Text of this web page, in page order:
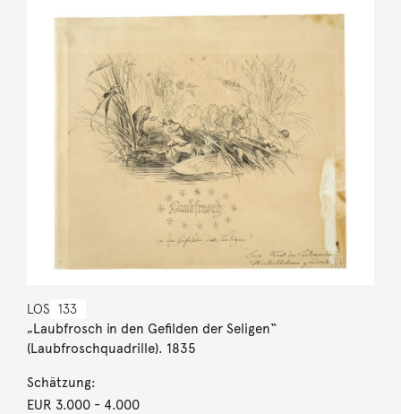
LOS 133
„Laubfrosch in den Gefilden der Seligen“
(Laubfroschquadrille). 1835
Schätzung:
EUR 3.000- 4.000